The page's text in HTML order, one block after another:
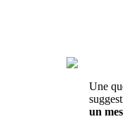
Une
un